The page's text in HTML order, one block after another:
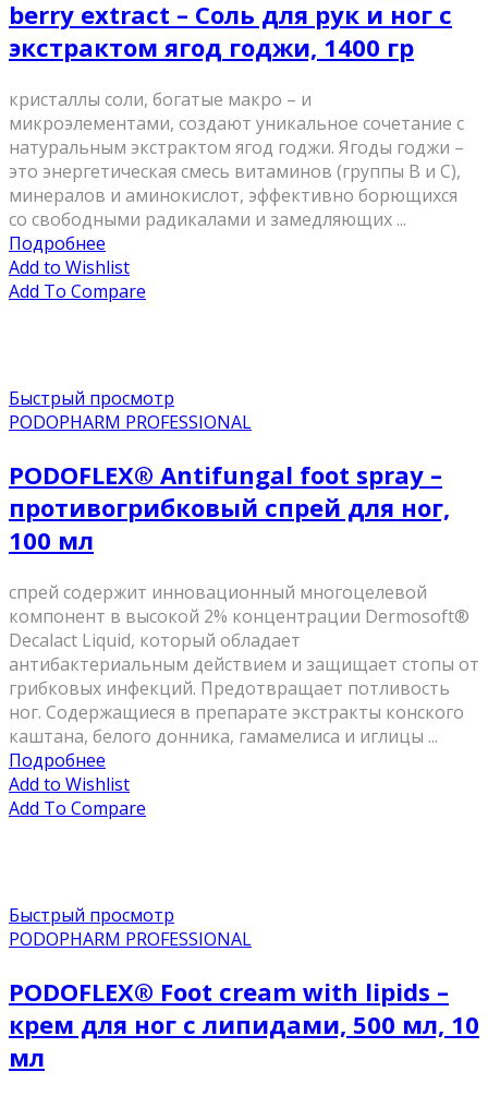
berry extract – Соль для рук и ног с
экстрактом ягод годжи, 1400 гр
кристаллы соли, богатые макро – и
микроэлементами, создают уникальное сочетание с
натуральным экстрактом ягод годжи. Ягоды годжи –
это энергетическая смесь витаминов (группы В и С),
минералов и аминокислот, эффективно борющихся
со свободными радикалами и замедляющих ...
Подробнее
Add to Wishlist
Add To Compare
Быстрый просмотр
PODOPHARM PROFESSIONAL
PODOFLEX® Antifungal foot spray –
противогрибковый спрей для ног,
100 мл
спрей содержит инновационный многоцелевой
компонент в высокой 2% концентрации Dermosoft®
Decalact Liquid, который обладает
антибактериальным действием и защищает стопы от
грибковых инфекций. Предотвращает потливость
ног. Содержащиеся в препарате экстракты конского
каштана, белого донника, гамамелиса и иглицы ...
Подробнее
Add to Wishlist
Add To Compare
Быстрый просмотр
PODOPHARM PROFESSIONAL
PODOFLEX® Foot cream with lipids –
крем для ног с липидами, 500 мл, 10
мл